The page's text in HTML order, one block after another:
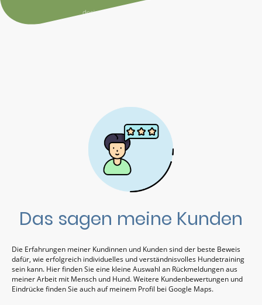
Das sagen meine Kunden
Die Erfahrungen meiner Kundinnen und Kunden sind der beste Beweis
dafür, wie erfolgreich individuelles und verständnisvolles Hundetraining
sein kann. Hier finden Sie eine kleine Auswahl an Rückmeldungen aus
meiner Arbeit mit Mensch und Hund. Weitere Kundenbewertungen und
Eindrücke finden Sie auch auf meinem Profil bei Google Maps.